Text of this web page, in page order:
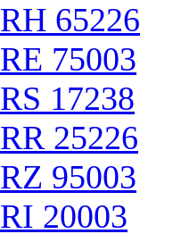
RH 65226
RE 75003
RS 17238
RR 25226
RZ 95003
RI 20003